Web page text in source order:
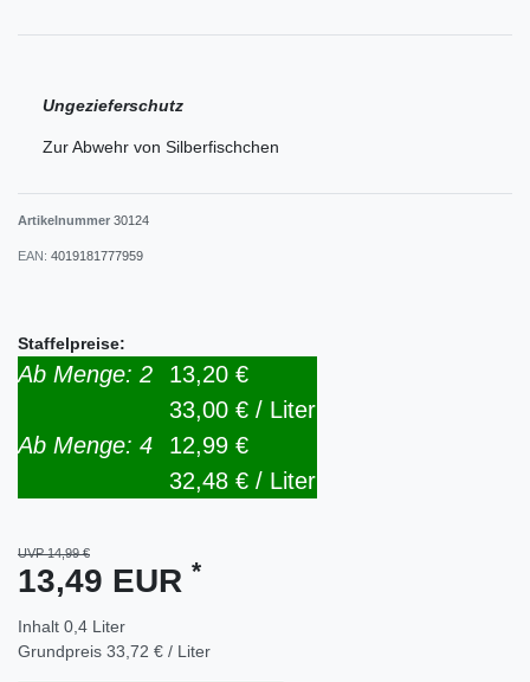
Ungezieferschutz
Zur Abwehr von Silberfischchen
Artikelnummer 30124
EAN: 4019181777959
Staffelpreise:
Ab Menge: 2
13,20 €
33,00 € / Liter
Ab Menge: 4
12,99 €
32,48 € / Liter
UVP 14,99 €
13,49 EUR *
Inhalt 0,4 Liter
Grundpreis 33,72 € / Liter